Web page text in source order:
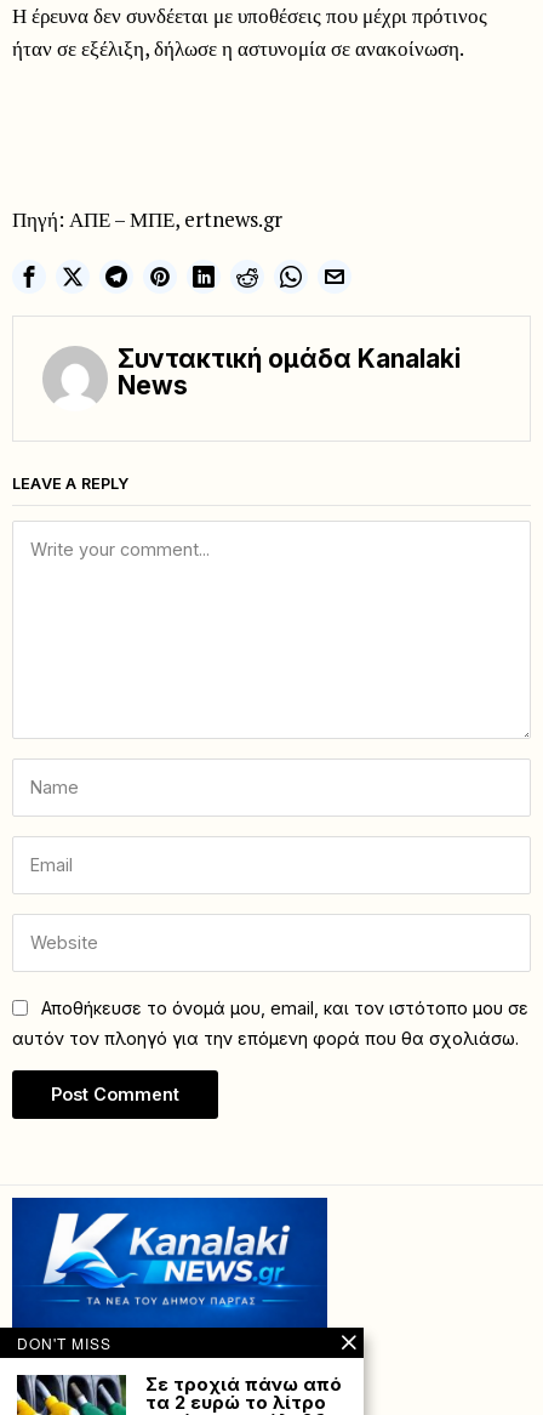
Η έρευνα δεν συνδέεται με υποθέσεις που μέχρι πρότινος
ήταν σε εξέλιξη, δήλωσε η αστυνομία σε ανακοίνωση.
Πηγή: ΑΠΕ – ΜΠΕ, ertnews.gr
Συντακτική ομάδα Kanalaki
News
LEAVE A REPLY
Αποθήκευσε το όνομά μου, email, και τον ιστότοπο μου σε
αυτόν τον πλοηγό για την επόμενη φορά που θα σχολιάσω.
DON'T MISS
Σε τροχιά πάνω από
τα 2 ευρώ το λίτρο